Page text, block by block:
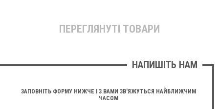
ПЕРЕГЛЯНУТІ ТОВАРИ
НАПИШІТЬ НАМ
ЗАПОВНІТЬ ФОРМУ НИЖЧЕ І З ВАМИ ЗВ'ЯЖУТЬСЯ НАЙБЛИЖЧИМ
ЧАСОМ